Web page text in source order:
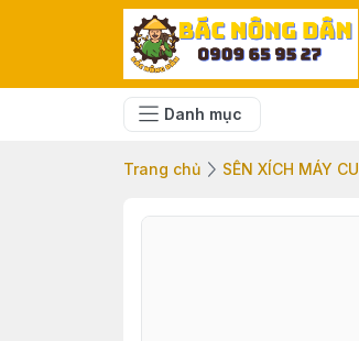
Danh mục
Trang chủ SÊN XÍCH MÁY